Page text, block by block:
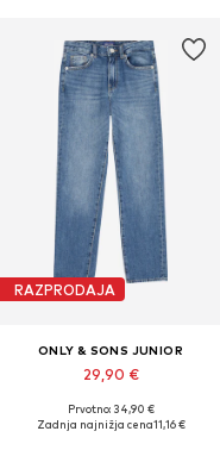
RAZPRODAJA
ONLY & SONS JUNIOR
29,90 €
Na voljo v različnih velikostih
Prvotno: 34,90 €
Zadnja najnižja cena11,16 €